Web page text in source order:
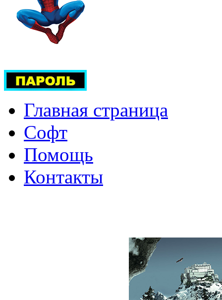
Главная страница
Софт
Помощь
Контакты